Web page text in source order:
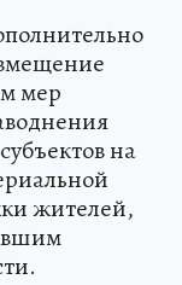
мер
на
жителей,